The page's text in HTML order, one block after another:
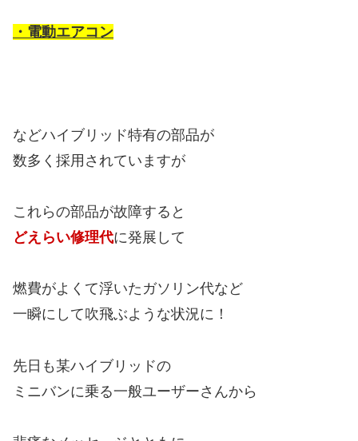
・電動エアコン
などハイブリッド特有の部品が
数多く採用されていますが
これらの部品が故障すると
どえらい修理代に発展して
燃費がよくて浮いたガソリン代など
一瞬にして吹飛ぶような状況に！
先日も某ハイブリッドの
ミニバンに乗る一般ユーザーさんから